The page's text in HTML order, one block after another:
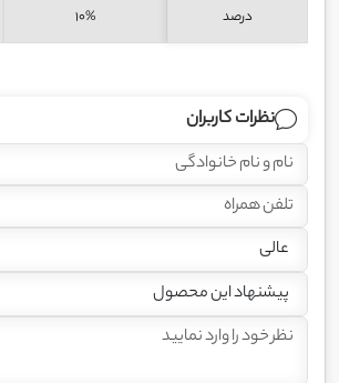
درصد 10%
نظرات کاربران